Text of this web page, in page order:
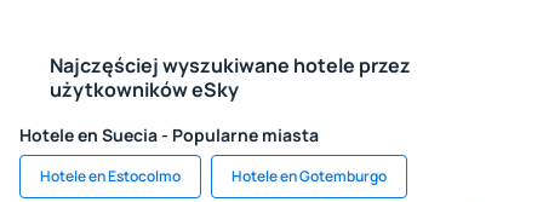
Najczęściej wyszukiwane hotele przez
użytkowników eSky
Hotele en Suecia - Popularne miasta
Hotele en Estocolmo Hotele en Gotemburgo